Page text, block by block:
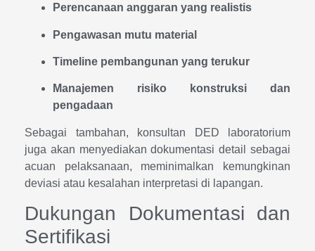
Perencanaan anggaran yang realistis
Pengawasan mutu material
Timeline pembangunan yang terukur
Manajemen risiko konstruksi dan
pengadaan
Sebagai tambahan, konsultan DED laboratorium
juga akan menyediakan dokumentasi detail sebagai
acuan pelaksanaan, meminimalkan kemungkinan
deviasi atau kesalahan interpretasi di lapangan.
Dukungan Dokumentasi dan
Sertifikasi